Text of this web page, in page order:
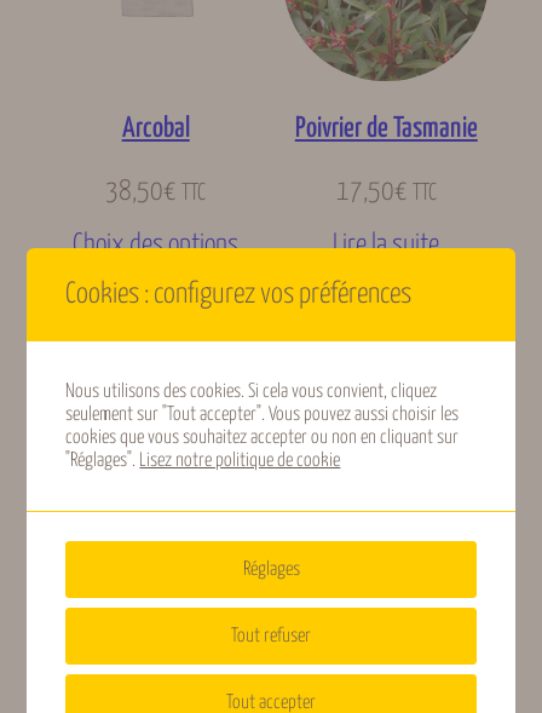
Arcobal
38,50€ TTC
Choix des options
Poivrier de Tasmanie
17,50€ TTC
Lire la suite
Passiflore Fata
Passiflore Eia popeia
17,50€ TTC
Lire la suite
Cookies : configurez vos préférences
Nous utilisons des cookies. Si cela vous convient, cliquez
seulement sur "Tout accepter". Vous pouvez aussi choisir les
cookies que vous souhaitez accepter ou non en cliquant sur
"Réglages". Lisez notre politique de cookie
Réglages
Tout refuser
Tout accepter